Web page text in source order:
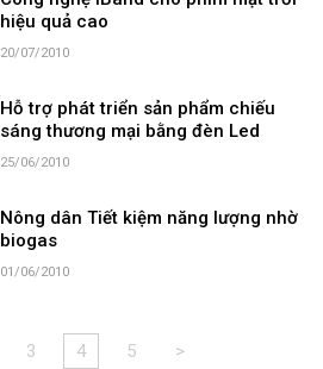
hiệu quả cao
20/07/2010
Hỗ trợ phát triển sản phẩm chiếu
sáng thương mại bằng đèn Led
25/06/2010
Nông dân Tiết kiệm năng lượng nhờ
biogas
01/06/2010
3 4 5 >